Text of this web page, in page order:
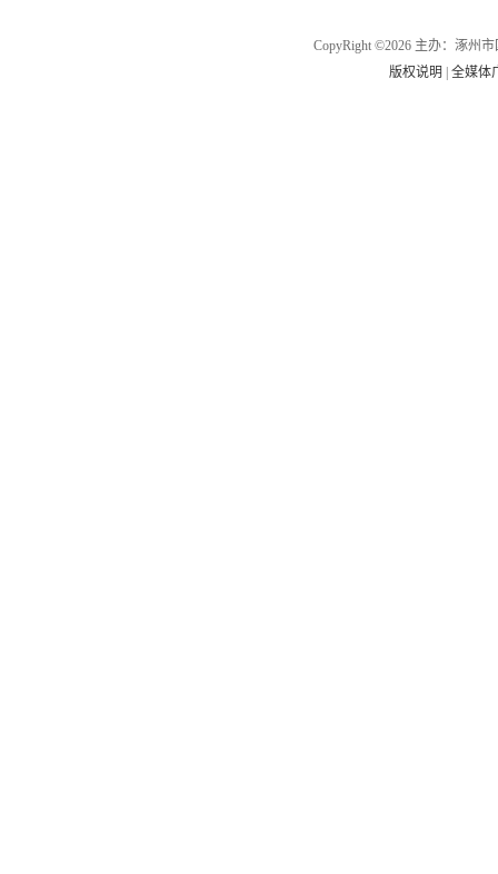
CopyRight ©2026 主办：涿州
版权说明
|全媒体